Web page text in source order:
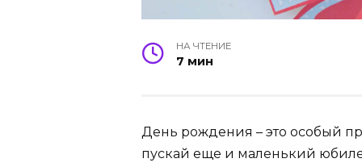
НА ЧТЕНИЕ
7 мин
День рождения – это особый
пускай еще и маленький